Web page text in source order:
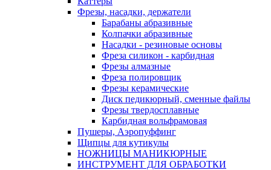
Фрезы, насадки, держатели
Барабаны абразивные
Колпачки абразивные
Насадки - резиновые основы
Фреза силикон - карбидная
Фрезы алмазные
Фреза полировщик
Фрезы керамические
Диск педикюрный, сменные файлы
Фрезы твердосплавные
Карбидная вольфрамовая
Пушеры, Аэропуффинг
Щипцы для кутикулы
НОЖНИЦЫ МАНИКЮРНЫЕ
ИНСТРУМЕНТ ДЛЯ ОБРАБОТКИ